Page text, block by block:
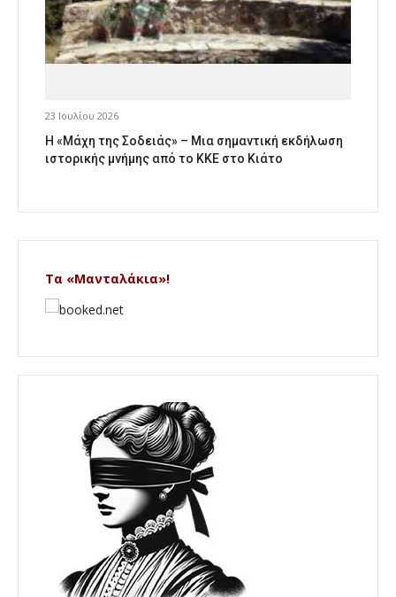
23 Ιουλίου 2026
Η «Μάχη της Σοδειάς» – Μια σημαντική εκδήλωση
ιστορικής μνήμης από το ΚΚΕ στο Κιάτο
Τα «Μανταλάκια»!